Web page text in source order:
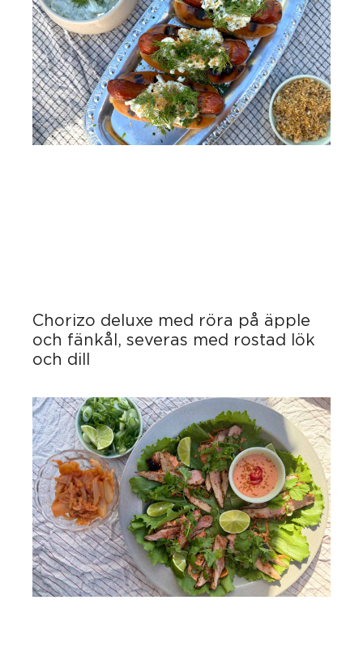
Chorizo deluxe med röra på äpple
och fänkål, severas med rostad lök
och dill